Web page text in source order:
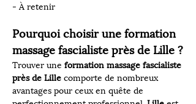
- À retenir
Pourquoi choisir une formation
massage fascialiste près de Lille ?
Trouver une formation massage fascialiste
près de Lille comporte de nombreux
avantages pour ceux en quête de